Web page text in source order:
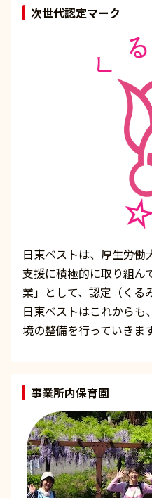
次世代認定マーク
日東ベストは、厚生労働
支援に積極的に取り組ん
業」として、認定（くる
日東ベストはこれから
境の整備を行っていきます
事業所内保育園